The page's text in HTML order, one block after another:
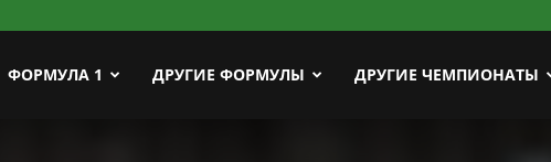
AutoMotorSport
ФОРМУЛА 1 ДРУГИЕ ФОРМУЛЫ ДРУГИЕ ЧЕМПИОНАТЫ